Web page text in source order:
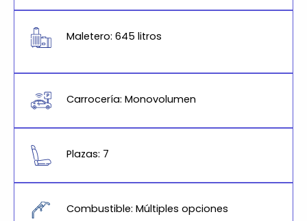
Maletero: 645 litros
Carrocería: Monovolumen
Plazas: 7
Combustible: Múltiples opciones